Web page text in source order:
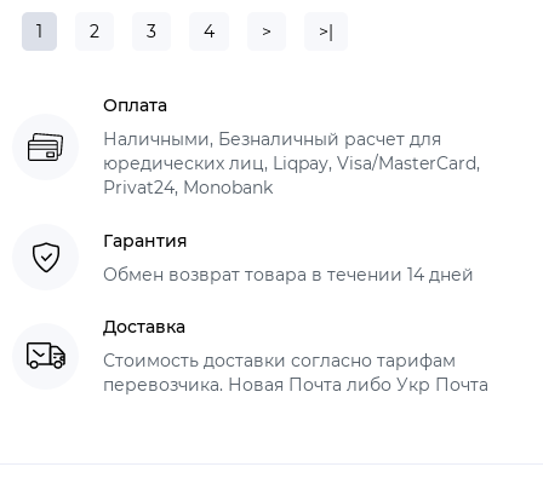
1
2 3 4 > >|
Оплата
Наличными, Безналичный расчет для
юредических лиц, Liqpay, Visa/MasterCard,
Privat24, Monobank
Гарантия
Обмен возврат товара в течении 14 дней
Доставка
Стоимость доставки согласно тарифам
перевозчика. Новая Почта либо Укр Почта